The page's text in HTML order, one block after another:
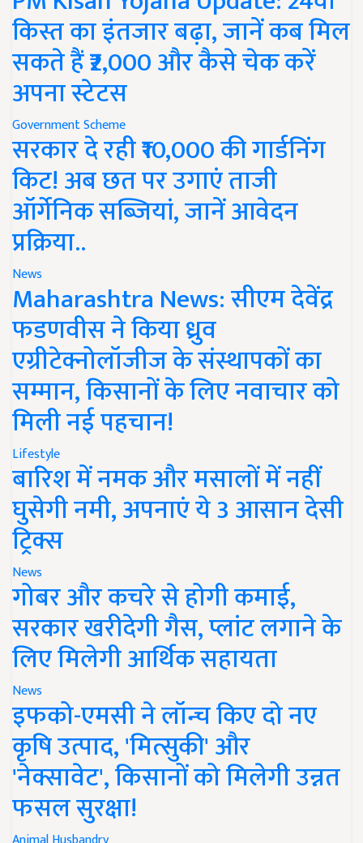
किस्त का इंतजार बढ़ा, जानें कब मिल
सकते हैं ₹2,000 और कैसे चेक करें
अपना स्टेटस
Government Scheme
सरकार दे रही ₹10,000 की गार्डनिंग
किट! अब छत पर उगाएं ताजी
ऑर्गेनिक सब्जियां, जानें आवेदन
प्रक्रिया..
News
Maharashtra News: सीएम देवेंद्र
फडणवीस ने किया ध्रुव
एग्रीटेक्नोलॉजीज के संस्थापकों का
सम्मान, किसानों के लिए नवाचार को
मिली नई पहचान!
Lifestyle
बारिश में नमक और मसालों में नहीं
घुसेगी नमी, अपनाएं ये 3 आसान देसी
ट्रिक्स
News
गोबर और कचरे से होगी कमाई,
सरकार खरीदेगी गैस, प्लांट लगाने के
लिए मिलेगी आर्थिक सहायता
News
इफको-एमसी ने लॉन्च किए दो नए
कृषि उत्पाद, 'मित्सुकी' और
'नेक्सावेट', किसानों को मिलेगी उन्नत
फसल सुरक्षा!